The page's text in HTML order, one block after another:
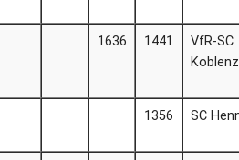
1636 1441
VfR-SC
Koblenz
1356 SC